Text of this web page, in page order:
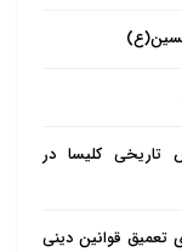
فمنا الضارب
فلما انصرف قال
صلى الله علیه
تاریخی کلیسا در
تعمیق قوانین دینی